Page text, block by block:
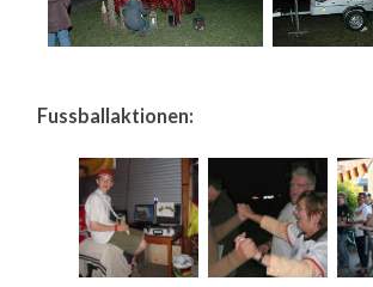
Fussballaktionen: